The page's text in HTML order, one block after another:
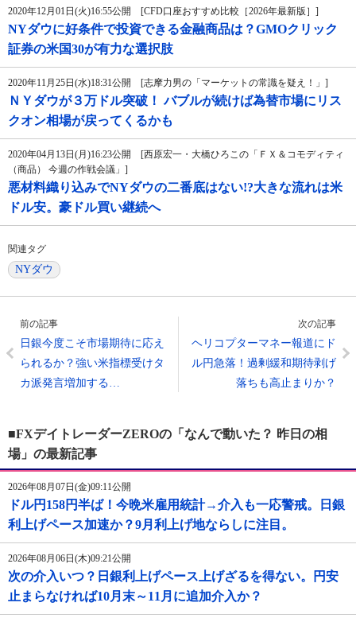
2020年12月01日(火)16:55公開 [CFD口座おすすめ比較［2026年最新版］]
NYダウに好条件で投資できる金融商品は？GMOクリック
証券の米国30が有力な選択肢
2020年11月25日(水)18:31公開 [志摩力男の「マーケットの常識を疑え！」]
ＮＹダウが３万ドル突破！ バブルが続けば為替市場にリス
クオン相場が戻ってくるかも
2020年04月13日(月)16:23公開 [西原宏一・大橋ひろこの「ＦＸ＆コモディティ
（商品） 今週の作戦会議」]
悪材料織り込みでNYダウの二番底はない!?大きな流れは米
ドル安。豪ドル買い継続へ
関連タグ
NYダウ
前の記事
日銀今度こそ市場期待に応え
られるか？強い米指標受けタ
カ派発言増加する…
次の記事
ヘリコプターマネー報道にド
ル円急落！過剰緩和期待剥げ
落ちも高止まりか？
■FXデイトレーダーZEROの「なんで動いた？ 昨日の相
場」の最新記事
2026年08月07日(金)09:11公開
ドル円158円半ば！今晩米雇用統計→介入も一応警戒。日銀
利上げペース加速か？9月利上げ地ならしに注目。
2026年08月06日(木)09:21公開
次の介入いつ？日銀利上げペース上げざるを得ない。円安
止まらなければ10月末～11月に追加介入か？